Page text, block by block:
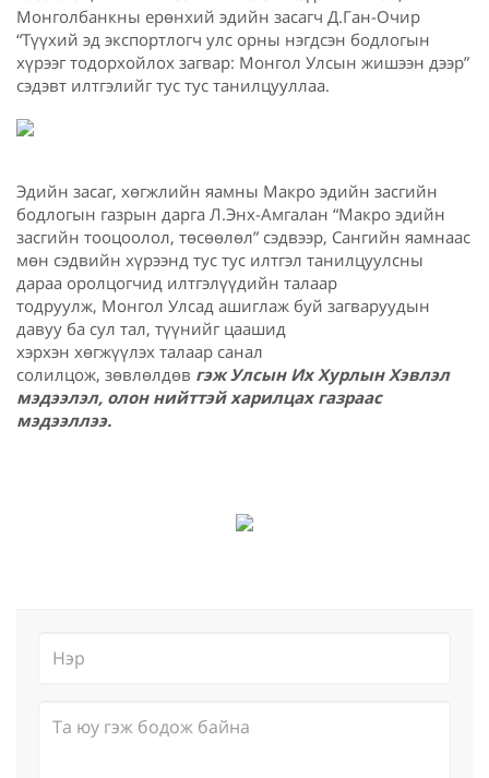
Монголбанкны ерөнхий эдийн засагч Д.Ган-Очир
“ Түүхий эд экспортлогч улс орны нэгдсэн бодлогын
хүрээг тодорхойлох загвар: Монгол Улсын жишээн дээр”
сэдэвт илтгэлийг тус тус танилцууллаа.
Эдийн засаг, хөгжлийн яамны Макро эдийн засгийн
бодлогын газрын дарга Л.Энх-Амгалан “Макро эдийн
засгийн тооцоолол, төсөөлөл” сэдвээр, Сангийн яамнаас
мөн сэдвийн хүрээнд тус тус илтгэл танилцуулсны
дараа оролцогчид илтгэлүүдийн талаар
тодруулж, Монгол Улсад ашиглаж буй загваруудын
давуу ба сул тал, түүнийг цаашид
хэрхэн хөгжүүлэх талаар санал
солилцож, зөвлөлдөв гэж Улсын Их Хурлын Хэвлэл
мэдээлэл, олон нийттэй харилцах газраас
мэдээллээ.